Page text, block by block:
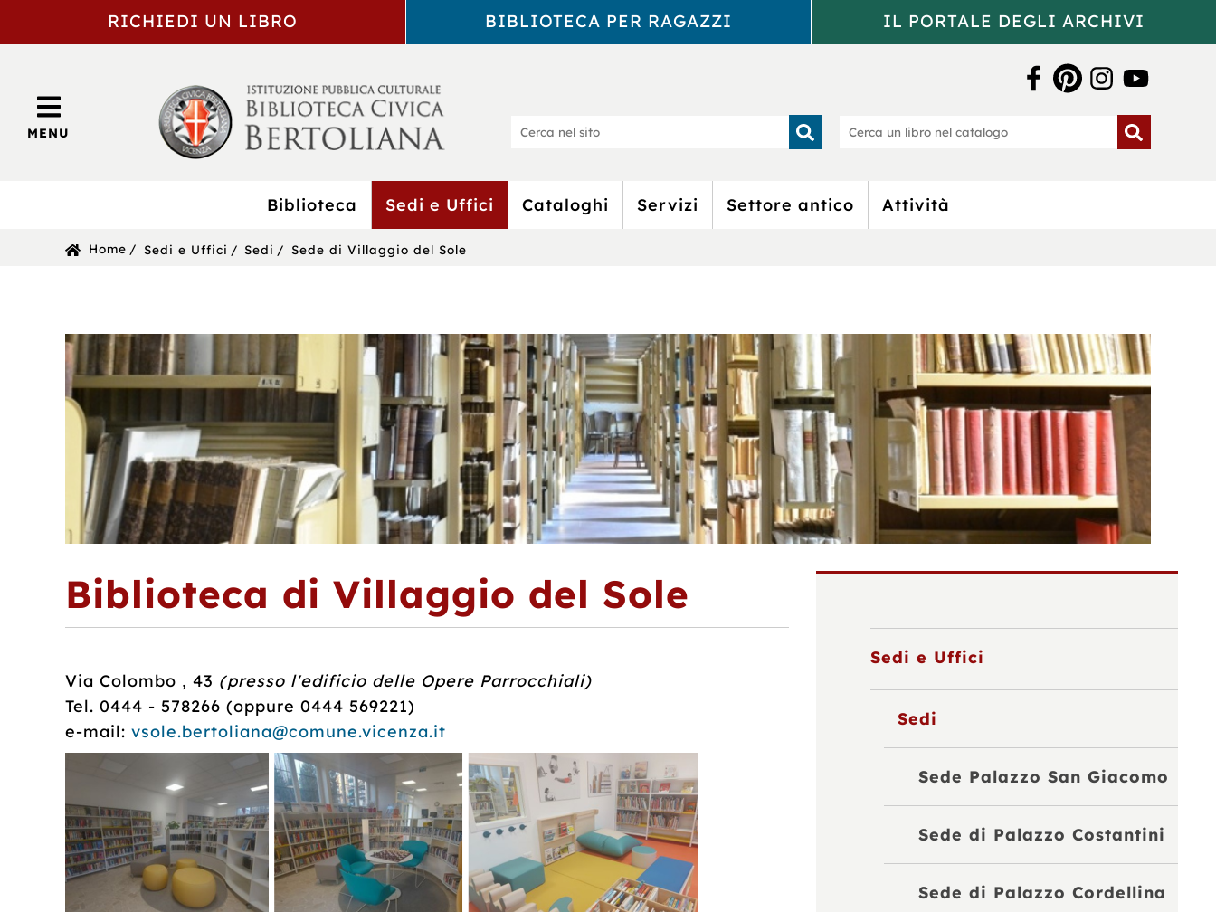
BIBLIOTECA
RICHIEDI UN LIBRO BIBLIOTECA PER RAGAZZI IL PORTALE DEGLI ARCHIVI
MENU
Biblioteca Civica Bertoliana
Cerca
nel
Cerca
un
Biblioteca Sedi e Uffici Cataloghi Servizi Settore antico Attività
Sei Home Sedi e Uffici Sedi Sede di Villaggio del Sole
Biblioteca di Villaggio del Sole
Via Colombo , 43 (presso l'edificio delle Opere Parrocchiali)
Tel. 0444 - 578266 (oppure 0444 569221)
e-mail: vsole.bertoliana@comune.vicenza.it
Sedi e Uffici
Sedi
Sede Palazzo San Giacomo
Sede di Palazzo Costantini
Sede di Palazzo Cordellina